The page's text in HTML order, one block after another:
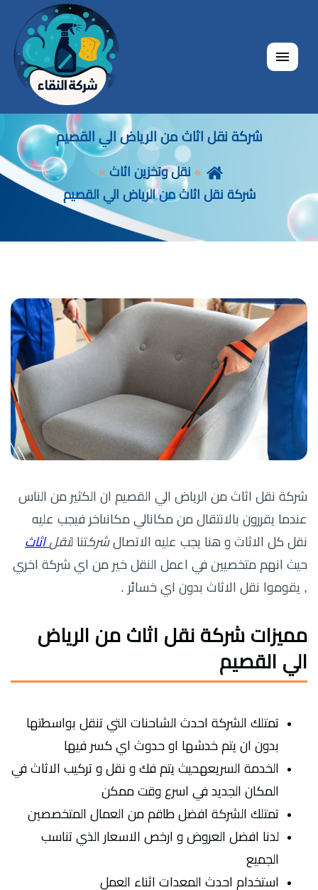
القائمة
شركة نقل اثاث من الرياض الي القصيم
نقل وتخزين اثاث
شركة نقل اثاث من الرياض الي القصيم
شركة نقل اثاث من الرياض الي القصيم ان الكثير من الناس
عندما يقررون بالانتقال من مكانالي مكانىاخر فيجب عليه
نقل كل الاثاث و هنا يجب عليه الاتصالشركتنا لنقل اثاث
حيث انهم متخصيين في اعمل النقل خير من اي شركة اخري
, يقوموا نقل الاثاث بدون اي خسائر .
مميزات شركة نقل اثاث من الرياض
الي القصيم
تمتلك الشركة احدث الشاحنات التي تنقل بواسطتها
بدون ان يتم خدشها او حدوث اي كسر فيها
الخدمة السريعهحيث يتم فك و نقل و تركيب الاثاث في
المكان الجديد في اسرع وقت ممكن
تمتلك الشركة افضل طاقم من العمال المتخصصين
لدنا افضل العروض و ارخص الاسعار الذي تناسب
الجميع
استخدام احدث المعدات اثناء العمل